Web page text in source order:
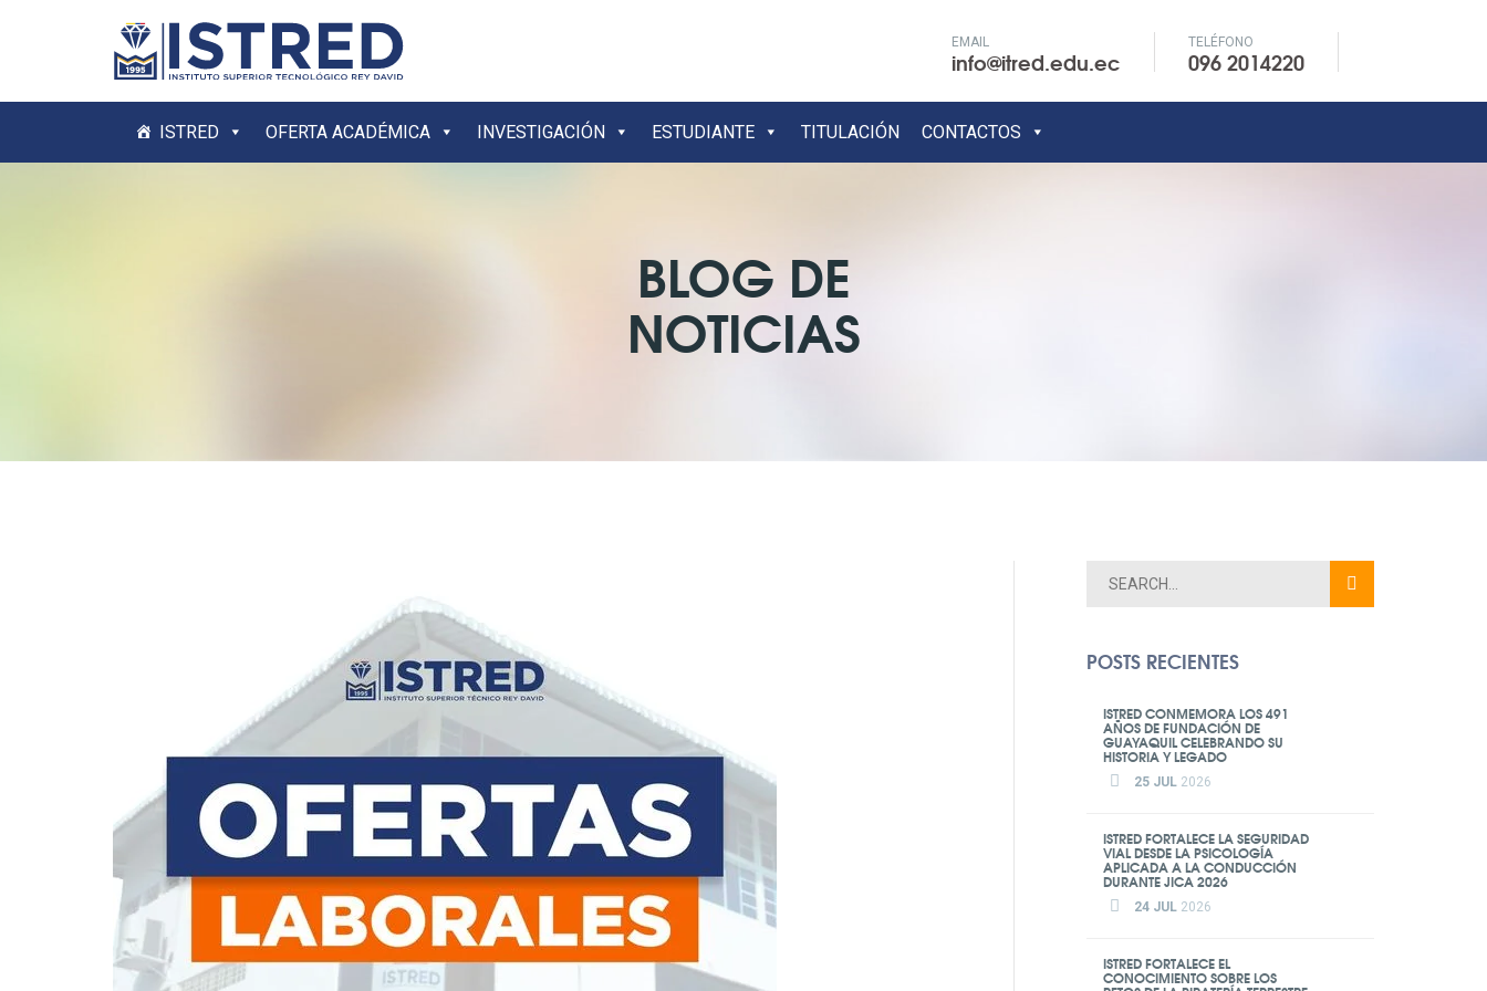
EMAIL
info@itred.edu.ec
TELÉFONO
096 2014220
ISTRED OFERTA ACADÉMICA INVESTIGACIÓN ESTUDIANTE TITULACIÓN CONTACTOS
BLOG DE
NOTICIAS
POSTS RECIENTES
ISTRED CONMEMORA LOS 491
AÑOS DE FUNDACIÓN DE
GUAYAQUIL CELEBRANDO SU
HISTORIA Y LEGADO
25 JUL 2026
ISTRED FORTALECE LA SEGURIDAD
VIAL DESDE LA PSICOLOGÍA
APLICADA A LA CONDUCCIÓN
DURANTE JICA 2026
24 JUL 2026
ISTRED FORTALECE EL
CONOCIMIENTO SOBRE LOS